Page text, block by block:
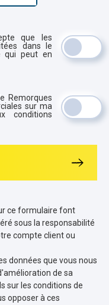
que les
dans le
qui peut en
Remorques
sur ma
conditions
ce formulaire font
sous la responsabilité
compte client ou
données que vous nous
de sa
sur les conditions de
opposer à ces